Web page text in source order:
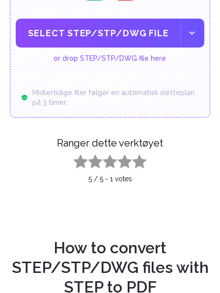
SELECT STEP/STP/DWG FILE
or drop STEP/STP/DWG file here
Midlertidige filer følger en automatisk sletteplan
på 3 timer.
Ranger dette verktøyet
5/ 5- 1 votes
How to convert
STEP/STP/DWG files with
STEP to PDF